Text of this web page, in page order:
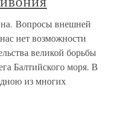
Вопросы внешней
нет возможности
великой борьбы
Балтийского моря. В
из многих